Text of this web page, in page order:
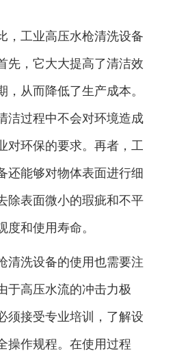
，工业高压水枪清洗设备
先，它大大提高了清洁效
，从而降低了生产成本。
洁过程中不会对环境造成
对环保的要求。再者，工
还能够对物体表面进行细
除表面微小的瑕疵和不平
度和使用寿命。
清洗设备的使用也需要注
于高压水流的冲击力极
须接受专业培训，了解设
操作规程。在使用过程